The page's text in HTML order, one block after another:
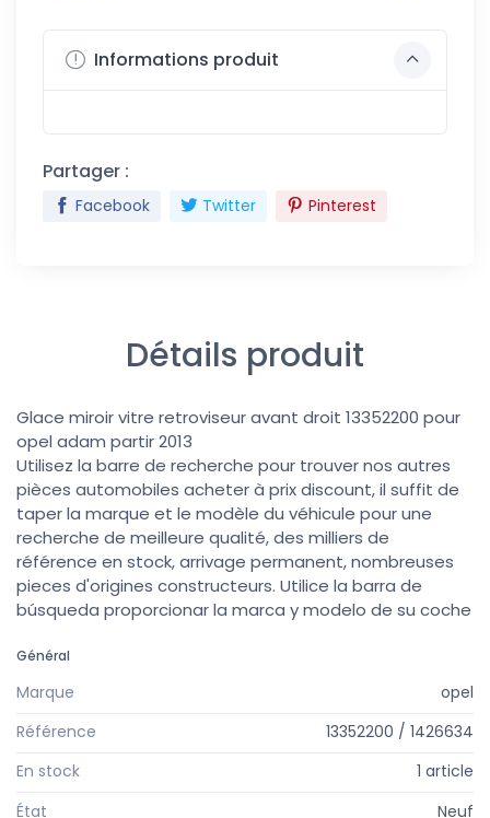
Informations produit
Partager :
Facebook Twitter Pinterest
Détails produit
Glace miroir vitre retroviseur avant droit 13352200 pour
opel adam partir 2013
Utilisez la barre de recherche pour trouver nos autres
pièces automobiles acheter à prix discount, il suffit de
taper la marque et le modèle du véhicule pour une
recherche de meilleure qualité, des milliers de
référence en stock, arrivage permanent, nombreuses
pieces d'origines constructeurs. Utilice la barra de
búsqueda proporcionar la marca y modelo de su coche
Général
Marque
opel
Référence
13352200 / 1426634
En stock
1 article
État
Neuf